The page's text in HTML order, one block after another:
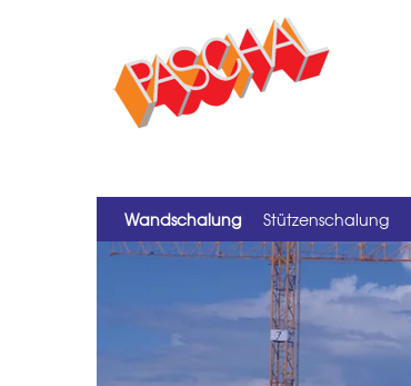
Wandschalung Stützenschalung